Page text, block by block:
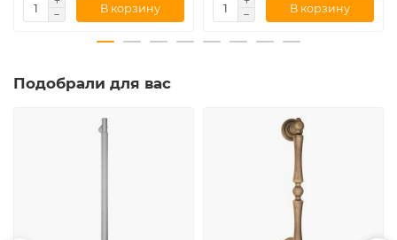
В корзину В корзину
Подобрали для вас